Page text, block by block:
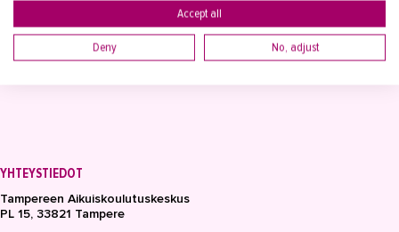
YHTEYSTIEDOT
Tampereen Aikuiskoulutuskeskus
PL 15, 33821 Tampere
Accept all
Deny No, adjust